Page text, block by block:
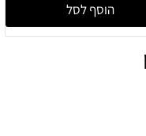
הוסף לסל